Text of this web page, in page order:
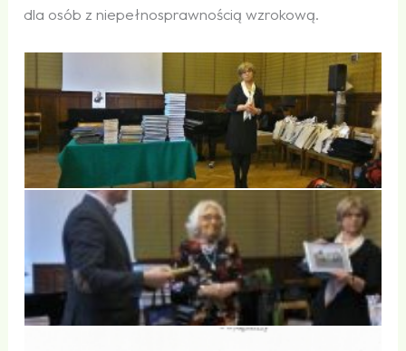
dla osób z niepełnosprawnością wzrokową.